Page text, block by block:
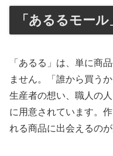
「あるるモール
「あるる」は、単に商
ません。「誰から買う
生産者の想い、職人の
に用意されています。
れる商品に出会えるのが